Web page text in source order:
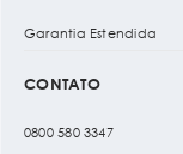
Garantia Estendida
CONTATO
0800 580 3347